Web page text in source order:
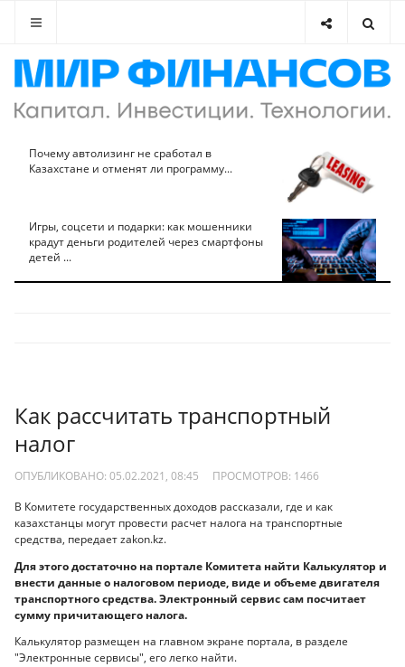
Почему автолизинг не сработал в
Казахстане и отменят ли программу...
Игры, соцсети и подарки: как мошенники
крадут деньги родителей через смартфоны
детей ...
Как рассчитать транспортный
налог
ОПУБЛИКОВАНО: 05.02.2021, 08:45 ПРОСМОТРОВ: 1466
В Комитете государственных доходов рассказали, где и как
казахстанцы могут провести расчет налога на транспортные
средства, передает zakon.kz.
Для этого достаточно на портале Комитета найти Калькулятор и
внести данные о налоговом периоде, виде и объеме двигателя
транспортного средства. Электронный сервис сам посчитает
сумму причитающего налога.
Калькулятор размещен на главном экране портала, в разделе
"Электронные сервисы", его легко найти.